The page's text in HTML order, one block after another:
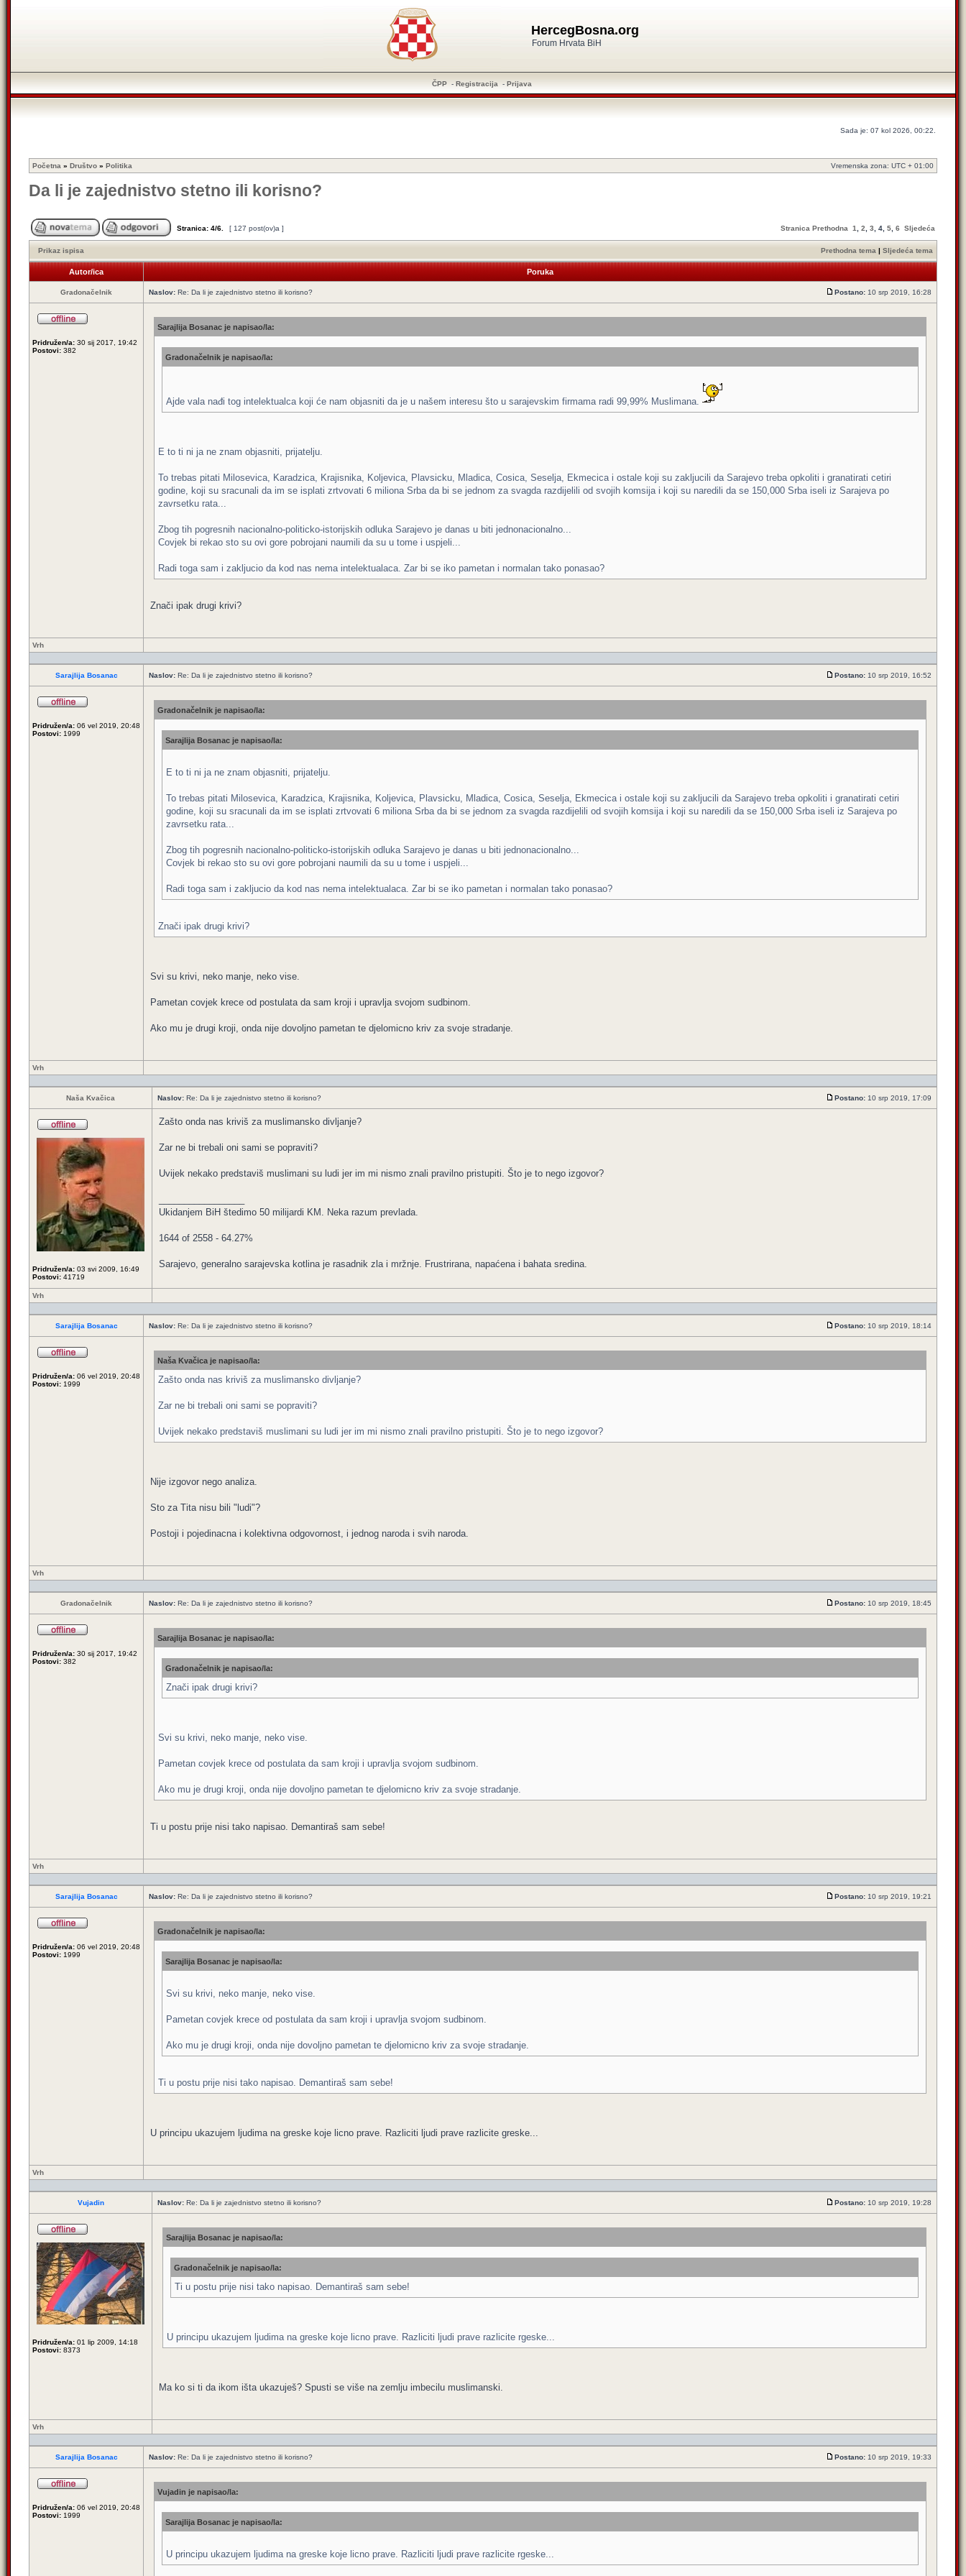
HercegBosna.org
Forum Hrvata BiH
ČPP - Registracija - Prijava
Sada je: 07 kol 2026, 00:22.
Početna » Društvo » Politika Vremenska zona: UTC + 01:00
Da li je zajednistvo stetno ili korisno?
Stranica: 4/6 [ 127 post(ov)a ] Stranica Prethodna 1 2 3 4 5 6 Sljedeća
Prikaz ispisa Prethodna tema | Sljedeća tema
Autor/ica Poruka
Gradonačelnik Naslov: Re: Da li je zajednistvo stetno ili korisno? Postano: 10 srp 2019, 16:28
Pridružen/a: 30 sij 2017, 19:42
Postovi: 382
Sarajlija Bosanac je napisao/la:
Gradonačelnik je napisao/la:
Ajde vala nađi tog intelektualca koji će nam objasniti da je u našem interesu što u sarajevskim firmama radi 99,99% Muslimana.
E to ti ni ja ne znam objasniti, prijatelju.
To trebas pitati Milosevica, Karadzica, Krajisnika, Koljevica, Plavsicku, Mladica, Cosica, Seselja, Ekmecica i ostale koji su zakljucili da Sarajevo treba opkoliti i granatirati cetiri
godine, koji su sracunali da im se isplati zrtvovati 6 miliona Srba da bi se jednom za svagda razdijelili od svojih komsija i koji su naredili da se 150,000 Srba iseli iz Sarajeva po
zavrsetku rata...
Zbog tih pogresnih nacionalno-politicko-istorijskih odluka Sarajevo je danas u biti jednonacionalno...
Covjek bi rekao sto su ovi gore pobrojani naumili da su u tome i uspjeli...
Radi toga sam i zakljucio da kod nas nema intelektualaca. Zar bi se iko pametan i normalan tako ponasao?
Znači ipak drugi krivi?
Vrh
Sarajlija Bosanac Naslov: Re: Da li je zajednistvo stetno ili korisno? Postano: 10 srp 2019, 16:52
Pridružen/a: 06 vel 2019, 20:48
Postovi: 1999
Gradonačelnik je napisao/la:
Sarajlija Bosanac je napisao/la:
E to ti ni ja ne znam objasniti, prijatelju.
To trebas pitati Milosevica, Karadzica, Krajisnika, Koljevica, Plavsicku, Mladica, Cosica, Seselja, Ekmecica i ostale koji su zakljucili da Sarajevo treba opkoliti i granatirati cetiri
godine, koji su sracunali da im se isplati zrtvovati 6 miliona Srba da bi se jednom za svagda razdijelili od svojih komsija i koji su naredili da se 150,000 Srba iseli iz Sarajeva po
zavrsetku rata...
Zbog tih pogresnih nacionalno-politicko-istorijskih odluka Sarajevo je danas u biti jednonacionalno...
Covjek bi rekao sto su ovi gore pobrojani naumili da su u tome i uspjeli...
Radi toga sam i zakljucio da kod nas nema intelektualaca. Zar bi se iko pametan i normalan tako ponasao?
Znači ipak drugi krivi?
Svi su krivi, neko manje, neko vise.
Pametan covjek krece od postulata da sam kroji i upravlja svojom sudbinom.
Ako mu je drugi kroji, onda nije dovoljno pametan te djelomicno kriv za svoje stradanje.
Vrh
Naša Kvačica Naslov: Re: Da li je zajednistvo stetno ili korisno? Postano: 10 srp 2019, 17:09
Pridružen/a: 03 svi 2009, 16:49
Postovi: 41719
Zašto onda nas kriviš za muslimansko divljanje?
Zar ne bi trebali oni sami se popraviti?
Uvijek nekako predstaviš muslimani su ludi jer im mi nismo znali pravilno pristupiti. Što je to nego izgovor?
Ukidanjem BiH štedimo 50 milijardi KM. Neka razum prevlada.
1644 of 2558 - 64.27%
Sarajevo, generalno sarajevska kotlina je rasadnik zla i mržnje. Frustrirana, napaćena i bahata sredina.
Vrh
Sarajlija Bosanac Naslov: Re: Da li je zajednistvo stetno ili korisno? Postano: 10 srp 2019, 18:14
Pridružen/a: 06 vel 2019, 20:48
Postovi: 1999
Naša Kvačica je napisao/la:
Zašto onda nas kriviš za muslimansko divljanje?
Zar ne bi trebali oni sami se popraviti?
Uvijek nekako predstaviš muslimani su ludi jer im mi nismo znali pravilno pristupiti. Što je to nego izgovor?
Nije izgovor nego analiza.
Sto za Tita nisu bili "ludi"?
Postoji i pojedinacna i kolektivna odgovornost, i jednog naroda i svih naroda.
Vrh
Gradonačelnik Naslov: Re: Da li je zajednistvo stetno ili korisno? Postano: 10 srp 2019, 18:45
Pridružen/a: 30 sij 2017, 19:42
Postovi: 382
Sarajlija Bosanac je napisao/la:
Gradonačelnik je napisao/la:
Znači ipak drugi krivi?
Svi su krivi, neko manje, neko vise.
Pametan covjek krece od postulata da sam kroji i upravlja svojom sudbinom.
Ako mu je drugi kroji, onda nije dovoljno pametan te djelomicno kriv za svoje stradanje.
Ti u postu prije nisi tako napisao. Demantiraš sam sebe!
Vrh
Sarajlija Bosanac Naslov: Re: Da li je zajednistvo stetno ili korisno? Postano: 10 srp 2019, 19:21
Pridružen/a: 06 vel 2019, 20:48
Postovi: 1999
Gradonačelnik je napisao/la:
Sarajlija Bosanac je napisao/la:
Svi su krivi, neko manje, neko vise.
Pametan covjek krece od postulata da sam kroji i upravlja svojom sudbinom.
Ako mu je drugi kroji, onda nije dovoljno pametan te djelomicno kriv za svoje stradanje.
Ti u postu prije nisi tako napisao. Demantiraš sam sebe!
U principu ukazujem ljudima na greske koje licno prave. Razliciti ljudi prave razlicite greske...
Vrh
Vujadin Naslov: Re: Da li je zajednistvo stetno ili korisno? Postano: 10 srp 2019, 19:28
Pridružen/a: 01 lip 2009, 14:18
Postovi: 8373
Sarajlija Bosanac je napisao/la:
Gradonačelnik je napisao/la:
Ti u postu prije nisi tako napisao. Demantiraš sam sebe!
U principu ukazujem ljudima na greske koje licno prave. Razliciti ljudi prave razlicite rgeske...
Ma ko si ti da ikom išta ukazuješ? Spusti se više na zemlju imbecilu muslimanski.
Vrh
Sarajlija Bosanac Naslov: Re: Da li je zajednistvo stetno ili korisno? Postano: 10 srp 2019, 19:33
Pridružen/a: 06 vel 2019, 20:48
Postovi: 1999
Vujadin je napisao/la:
Sarajlija Bosanac je napisao/la:
U principu ukazujem ljudima na greske koje licno prave. Razliciti ljudi prave razlicite rgeske...